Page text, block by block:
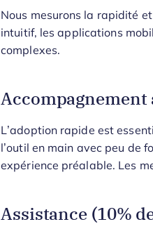
Nous mesurons la rapidité
intuitif, les applications
complexes.
Accompagnement
L’adoption rapide est
l’outil en main avec peu de
expérience préalable. Les
Assistance (10%